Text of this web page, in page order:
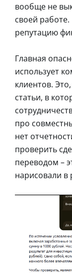
вообще не
своей
репутацию
Главная
использует
клиентов.
статьи, в
про
нет
проверить
переводом –
нарисовали в